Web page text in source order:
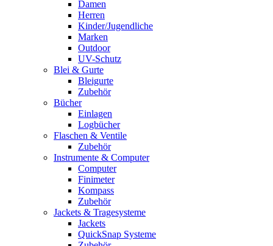
Damen
Herren
Kinder/Jugendliche
Marken
Outdoor
UV-Schutz
Blei & Gurte
Bleigurte
Zubehör
Bücher
Einlagen
Logbücher
Flaschen & Ventile
Zubehör
Instrumente & Computer
Computer
Finimeter
Kompass
Zubehör
Jackets & Tragesysteme
Jackets
QuickSnap Systeme